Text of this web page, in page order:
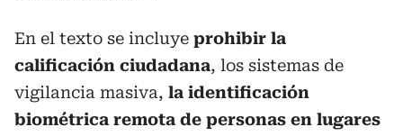
En el texto se incluye prohibir la
calificación ciudadana, los sistemas de
vigilancia masiva, la identificación
biométrica remota de personas en lugares